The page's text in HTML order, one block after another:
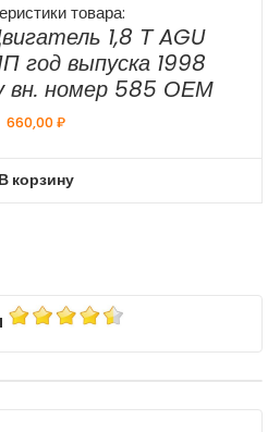
товара:
1,8 Т AGU
год выпуска 1998
вн. номер 585 ОЕМ
660,00₽
В корзину